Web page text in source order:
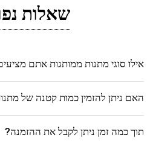
שאלות
אילו סוגי מתנות ממותגות אתם
האם ניתן להזמין כמות קטנה של
תוך כמה זמן ניתן לקבל את ההזמנה?